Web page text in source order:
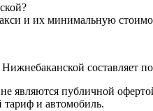
и их минимальную
составляет
являются публичной
и автомобиль.